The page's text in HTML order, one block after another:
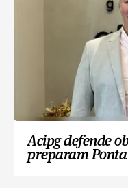
Acipg defende
preparam